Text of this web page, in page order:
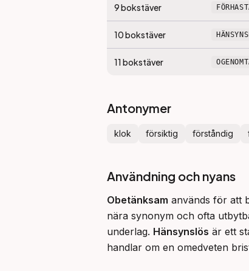
9bokstäver
10bokstäver
11 bokstäver
Antonymer
klok försiktig förståndig
Användning och nyans
Obetänksam används för att
nära synonym och ofta
underlag. Hänsynslös är ett
handlar om en omedveten